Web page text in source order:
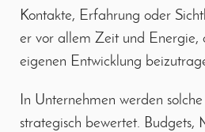
Kontakte, Erfahrung oder
er vor allem Zeit und Energie,
eigenen Entwicklung
In Unternehmen werden
strategisch bewertet. Budgets,